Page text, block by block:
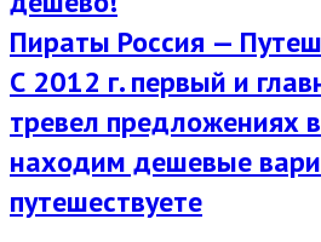
Пираты Россия —
С 2012 г. первый и
тревел предложениях
находим дешевые
путешествуете